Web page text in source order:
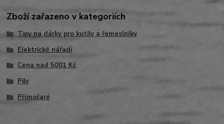
Zboží zařazeno v kategoriích
Tipy na dárky pro kutily a řemeslníky
Elektrické nářadí
Cena nad 5001 Kč
Pily
Přímočaré